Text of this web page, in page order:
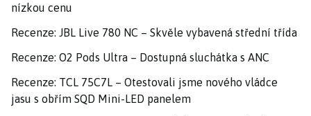
nízkou cenu
Recenze: JBL Live 780 NC – Skvěle vybavená střední třída
Recenze: O2 Pods Ultra – Dostupná sluchátka s ANC
Recenze: TCL 75C7L – Otestovali jsme nového vládce
jasu s obřím SQD Mini-LED panelem